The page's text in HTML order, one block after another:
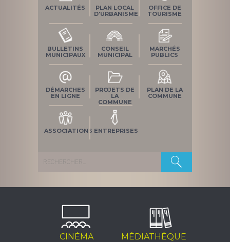
ACTUALITÉS
PLAN LOCAL
D'URBANISME
OFFICE DE
TOURISME
BULLETINS
MUNICIPAUX
CONSEIL
MUNICIPAL
MARCHÉS
PUBLICS
DÉMARCHES
EN LIGNE
PROJETS DE
LA
COMMUNE
PLAN DE LA
COMMUNE
ASSOCIATIONS ENTREPRISES
Rechercher :
CINÉMA
MÉDIATHÈQUE